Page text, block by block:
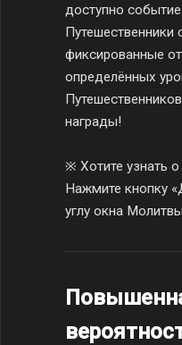
доступно
Путешественники
фиксированные
определённых
награды!
※ Хотите узнать
Нажмите кнопку
углу окна